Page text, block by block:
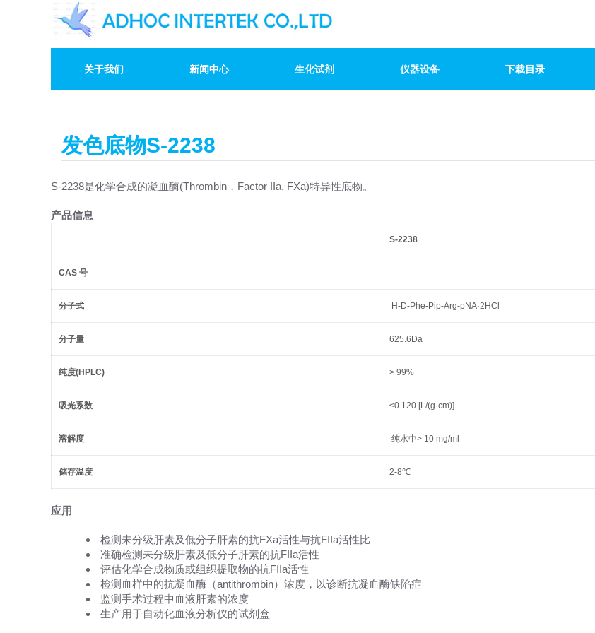
关于我们 新闻中心 生化试剂 仪器设备 下载目录
发色底物S-2238
S-2238是化学合成的凝血酶(Thrombin，Factor IIa, FXa)特异性底物。
产品信息
S-2238
CAS 号 –
分子式 H-D-Phe-Pip-Arg-pNA·2HCl
分子量 625.6Da
纯度(HPLC) > 99%
吸光系数 ≤0.120 [L/(g·cm)]
溶解度 纯水中> 10 mg/ml
储存温度 2-8℃
应用
检测未分级肝素及低分子肝素的抗FXa活性与抗FIIa活性比
准确检测未分级肝素及低分子肝素的抗FIIa活性
评估化学合成物质或组织提取物的抗FIIa活性
检测血样中的抗凝血酶（antithrombin）浓度，以诊断抗凝血酶缺陷症
监测手术过程中血液肝素的浓度
生产用于自动化血液分析仪的试剂盒